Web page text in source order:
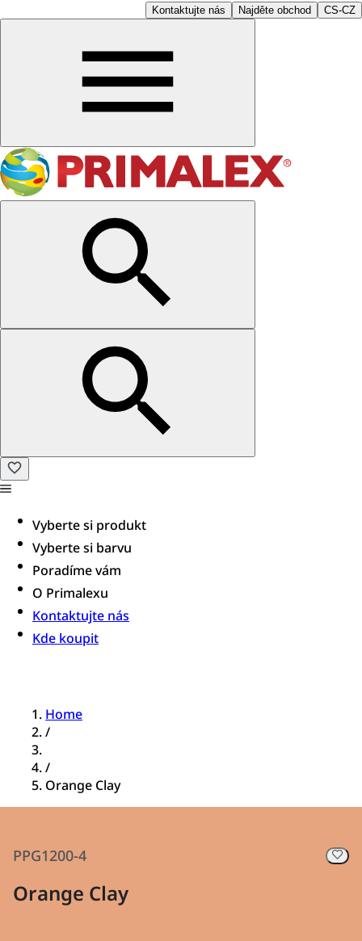
Kontaktujte nás Najděte obchod CS-CZ
Vyberte si produkt
Vyberte si barvu
Poradíme vám​
O Primalexu
Kontaktujte nás
Kde koupit
Home
/
/
Orange Clay
PPG1200-4
Orange Clay